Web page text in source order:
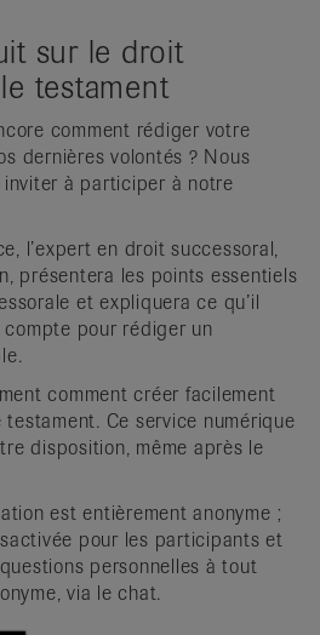
sur le droit
testament
comment rédiger votre
dernières volontés ? Nous
à participer à notre
l’expert en droit successoral,
présentera les points essentiels
et expliquera ce qu’il
pour rédiger un
comment créer facilement
Ce service numérique
disposition, même après le
est entièrement anonyme ;
pour les participants et
personnelles à tout
via le chat.